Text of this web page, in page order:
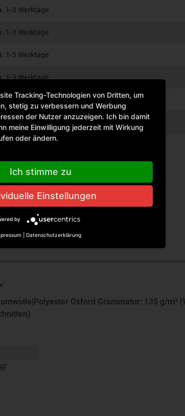
1-3 Werktage
1-3 Werktage
1-3 Werktage
1-3 Werktage
1-3 Werktage
3 Werktage
3 Werktage
Oxford Grammatur: 135 g/m²
Tracking-Technologien von Dritten, um
stetig zu verbessern und Werbung
der Nutzer anzuzeigen. Ich bin damit
meine Einwilligung jederzeit mit Wirkung
oder ändern.
Ich stimme zu
Einstellungen
by
Datenschutzerklärung